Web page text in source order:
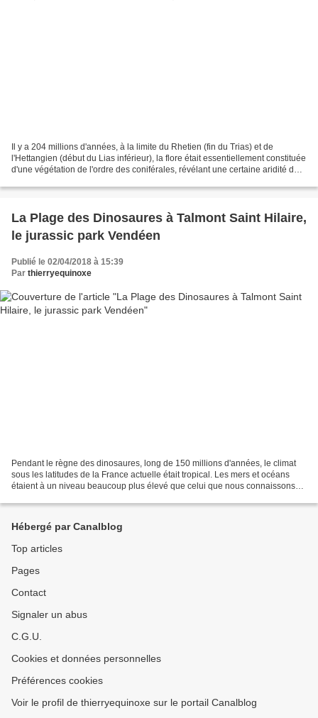
Il y a 204 millions d'années, à la limite du Rhetien (fin du Trias) et de
l'Hettangien (début du Lias inférieur), la flore était essentiellement constituée
d'une végétation de l'ordre des coniférales, révélant une certaine aridité du
La Plage des Dinosaures à Talmont Saint Hilaire,
le jurassic park Vendéen
Publié le 02/04/2018 à 15:39
Par thierryequinoxe
Pendant le règne des dinosaures, long de 150 millions d'années, le climat
sous les latitudes de la France actuelle était tropical. Les mers et océans
étaient à un niveau beaucoup plus élevé que celui que nous connaissons
Hébergé par Canalblog
Top articles
Pages
Contact
Signaler un abus
C.G.U.
Cookies et données personnelles
Préférences cookies
Voir le profil de thierryequinoxe sur le portail Canalblog